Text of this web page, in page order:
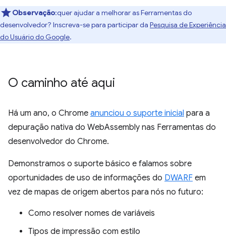
Observação:quer ajudar a melhorar as Ferramentas do
desenvolvedor? Inscreva-se para participar da Pesquisa de Experiência
do Usuário do Google.
O caminho até aqui
Há um ano, o Chrome anunciou o suporte inicial para a
depuração nativa do WebAssembly nas Ferramentas do
desenvolvedor do Chrome.
Demonstramos o suporte básico e falamos sobre
oportunidades de uso de informações do DWARF em
vez de mapas de origem abertos para nós no futuro:
Como resolver nomes de variáveis
Tipos de impressão com estilo